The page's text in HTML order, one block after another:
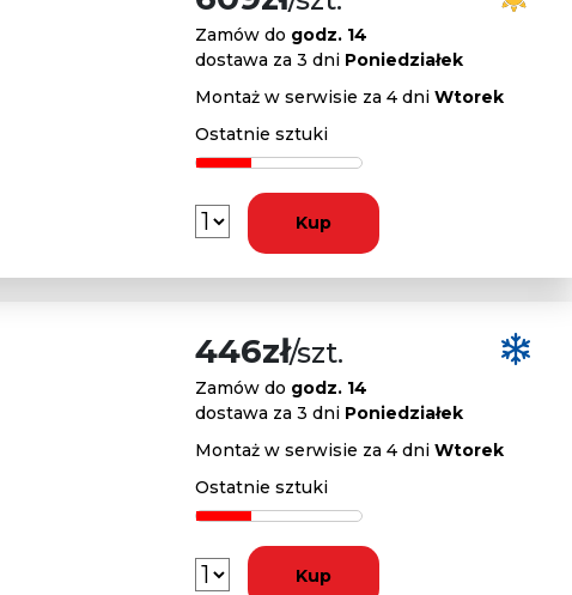
Zamów do godz. 14
dostawa za 3 dni Poniedziałek
Montaż w serwisie za 4 dni Wtorek
Ostatnie sztuki
Kup
446zł/szt.
Zamów do godz. 14
dostawa za 3 dni Poniedziałek
Montaż w serwisie za 4 dni Wtorek
Ostatnie sztuki
Kup